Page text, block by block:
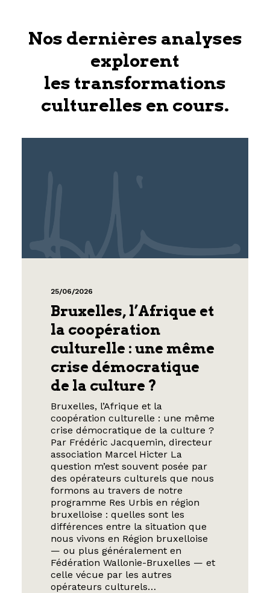
Nos dernières analyses
explorent
les transformations
culturelles en cours.
25/06/2026
Bruxelles, l’Afrique et
la coopération
culturelle : une même
crise démocratique
de la culture ?
Bruxelles, l’Afrique et la
coopération culturelle : une même
crise démocratique de la culture ?
Par Frédéric Jacquemin, directeur
association Marcel Hicter La
question m’est souvent posée par
des opérateurs culturels que nous
formons au travers de notre
programme Res Urbis en région
bruxelloise : quelles sont les
différences entre la situation que
nous vivons en Région bruxelloise
— ou plus généralement en
Fédération Wallonie-Bruxelles — et
celle vécue par les autres
opérateurs culturels…